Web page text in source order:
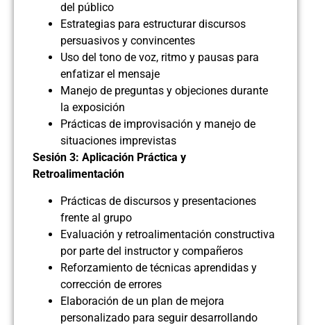
del público
Estrategias para estructurar discursos
persuasivos y convincentes
Uso del tono de voz, ritmo y pausas para
enfatizar el mensaje
Manejo de preguntas y objeciones durante
la exposición
Prácticas de improvisación y manejo de
situaciones imprevistas
Sesión 3: Aplicación Práctica y
Retroalimentación
Prácticas de discursos y presentaciones
frente al grupo
Evaluación y retroalimentación constructiva
por parte del instructor y compañeros
Reforzamiento de técnicas aprendidas y
corrección de errores
Elaboración de un plan de mejora
personalizado para seguir desarrollando